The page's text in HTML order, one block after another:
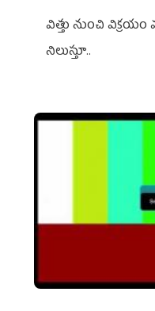
విత్తు నుంచి
నిలుస్తూ..